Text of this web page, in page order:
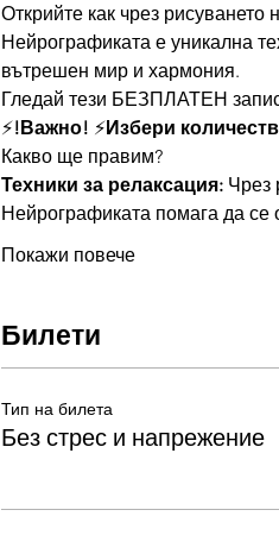
Открийте как чрез
Нейрографиката е уникална
вътрешен мир и хармония.
Гледай тези БЕЗПЛАТЕН
⚡!Важно! ⚡Избери
Какво ще правим?
Техники за релаксация: Чрез
Нейрографиката помага да се
Покажи повече
Билети
Тип на билета
Без стрес и напрежение